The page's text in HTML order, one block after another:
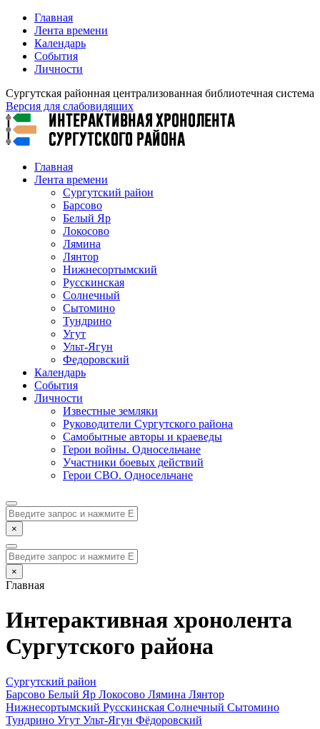
Главная
Лента времени
Календарь
События
Личности
Сургутская районная централизованная библиотечная система
Версия для слабовидящих
Главная
Лента времени
Сургутский район
Барсово
Белый Яр
Локосово
Лямина
Лянтор
Нижнесортымский
Русскинская
Солнечный
Сытомино
Тундрино
Угут
Ульт-Ягун
Федоровский
Календарь
События
Личности
Известные земляки
Руководители Сургутского района
Самобытные авторы и краеведы
Герои войны. Односельчане
Участники боевых действий
Герои СВО. Односельчане
×
×
Главная
Интерактивная хронолента
Сургутского района
Сургутский район
Барсово Белый Яр Локосово Лямина Лянтор
Нижнесортымский Русскинская Солнечный Сытомино
Тундрино Угут Ульт-Ягун Фёдоровский